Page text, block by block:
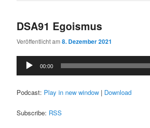
DSA91 Egoismus
Veröffentlicht am8. Dezember 2021
Audio-
Player
00:00
Podcast: Play in new window | Download
Subscribe: RSS